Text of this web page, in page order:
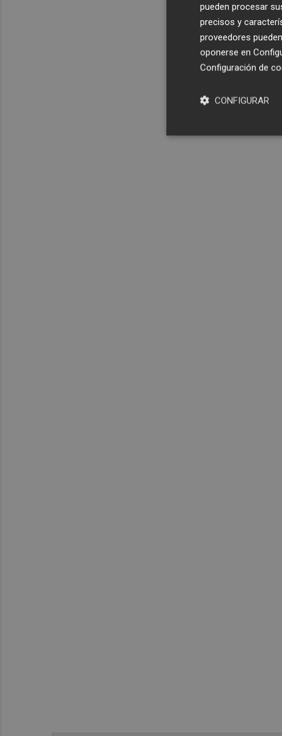
pueden procesar
precisos y
proveedores
oponerse en
Configuración de
CONFIGURAR